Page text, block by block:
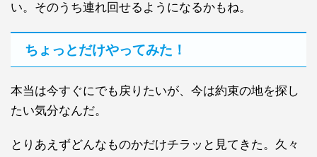
い。そのうち連れ回せるようになるかもね。
ちょっとだけやってみた！
本当は今すぐにでも戻りたいが、今は約束の地を探し
たい気分なんだ。
とりあえずどんなものかだけチラッと見てきた。久々